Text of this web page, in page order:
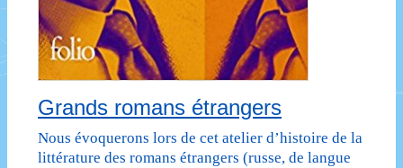
Grands romans étrangers
Nous évoquerons lors de cet atelier d’histoire de la
littérature des romans étrangers (russe, de langue